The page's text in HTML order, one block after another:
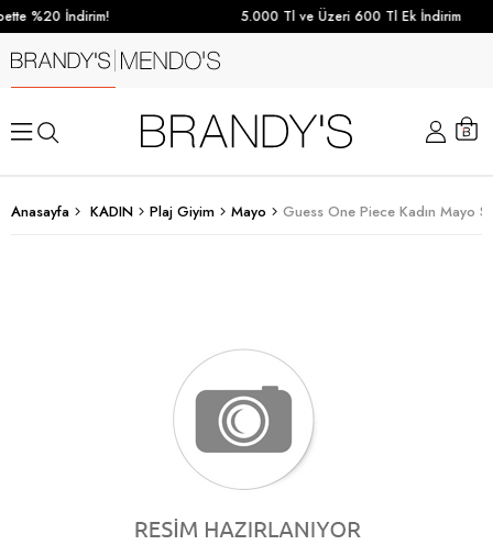
%20 İndirim! 5.000 Tl ve Üzeri 600 Tl Ek İndirim
Anasayfa KADIN Plaj Giyim Mayo Guess One Piece Kadın Mayo